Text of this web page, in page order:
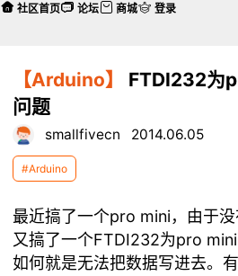
【Arduino】
FTDI232为
问题
smallfivecn 2014.06.05
#Arduino
最近搞了一个pro mini，由于
又搞了一个FTDI232为pro
如何就是无法把数据写进去。
社区首页 论坛 商城 登录